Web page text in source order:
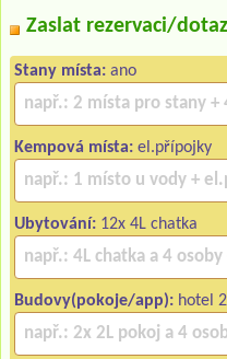
Zaslat rezervaci/dotaz
Stany místa: ano
Kempová místa: el.přípojky
Ubytování: 12x 4L chatka
Budovy(pokoje/app): hotel